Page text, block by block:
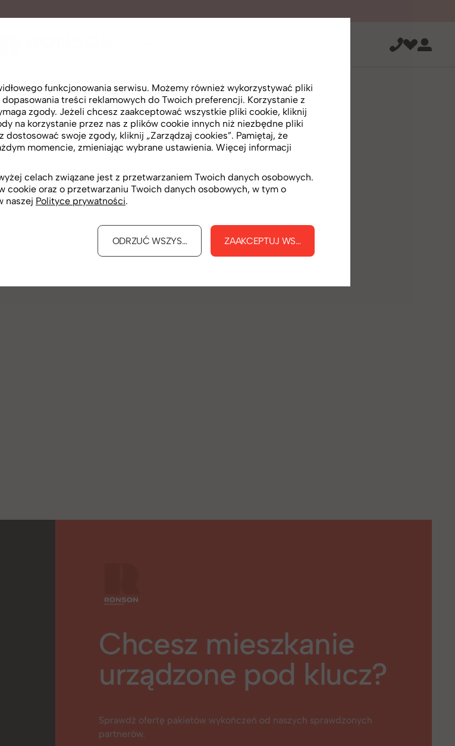
2D
Chcesz mieszkanie
urządzone pod klucz?
Sprawdź ofertę pakietów wykończeń od naszych sprawdzonych
partnerów.
funkcjonowania serwisu. Możemy również wykorzystywać pliki
treści reklamowych do Twoich preferencji. Korzystanie z
zgody. Jeżeli chcesz zaakceptować wszystkie pliki cookie, kliknij
na korzystanie przez nas z plików cookie innych niż niezbędne pliki
swoje zgody, kliknij „Zarządzaj cookies”. Pamiętaj, że
momencie, zmieniając wybrane ustawienia. Więcej informacji
celach związane jest z przetwarzaniem Twoich danych osobowych.
cookie oraz o przetwarzaniu Twoich danych osobowych, w tym o
naszej Polityce prywatności.
ODRZUĆ WSZYSTKIE ZAAKCEPTUJ WSZYSTKIE